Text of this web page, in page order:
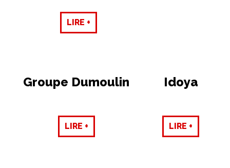
LIRE +
Groupe Dumoulin
LIRE +
Idoya
LIRE +